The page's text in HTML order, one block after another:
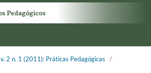
v. 2 n. 1 (2011): Práticas Pedagógicas
/